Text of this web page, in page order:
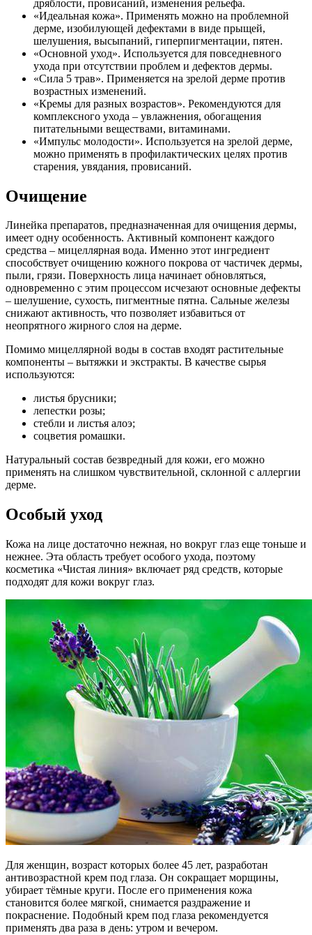
дряблости, провисаний, изменения рельефа.
«Идеальная кожа». Применять можно на проблемной
дерме, изобилующей дефектами в виде прыщей,
шелушения, высыпаний, гиперпигментации, пятен.
«Основной уход». Используется для повседневного
ухода при отсутствии проблем и дефектов дермы.
«Сила 5 трав». Применяется на зрелой дерме против
возрастных изменений.
«Кремы для разных возрастов». Рекомендуются для
комплексного ухода – увлажнения, обогащения
питательными веществами, витаминами.
«Импульс молодости». Используется на зрелой дерме,
можно применять в профилактических целях против
старения, увядания, провисаний.
Очищение
Линейка препаратов, предназначенная для очищения дермы,
имеет одну особенность. Активный компонент каждого
средства – мицеллярная вода. Именно этот ингредиент
способствует очищению кожного покрова от частичек дермы,
пыли, грязи. Поверхность лица начинает обновляться,
одновременно с этим процессом исчезают основные дефекты
– шелушение, сухость, пигментные пятна. Сальные железы
снижают активность, что позволяет избавиться от
неопрятного жирного слоя на дерме.
Помимо мицеллярной воды в состав входят растительные
компоненты – вытяжки и экстракты. В качестве сырья
используются:
листья брусники;
лепестки розы;
стебли и листья алоэ;
соцветия ромашки.
Натуральный состав безвредный для кожи, его можно
применять на слишком чувствительной, склонной с аллергии
дерме.
Особый уход
Кожа на лице достаточно нежная, но вокруг глаз еще тоньше и
нежнее. Эта область требует особого ухода, поэтому
косметика «Чистая линия» включает ряд средств, которые
подходят для кожи вокруг глаз.
Для женщин, возраст которых более 45 лет, разработан
антивозрастной крем под глаза. Он сокращает морщины,
убирает тёмные круги. После его применения кожа
становится более мягкой, снимается раздражение и
покраснение. Подобный крем под глаза рекомендуется
применять два раза в день: утром и вечером.